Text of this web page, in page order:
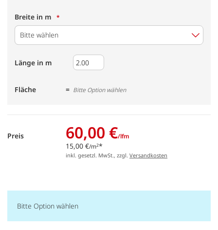
Breite in m
Bitte wählen
Länge in m
Fläche Bitte Option wählen
Preis
15,00 €/m2*
60,00 €/lfm
inkl. gesetzl. MwSt., zzgl. Versandkosten
Bitte Option wählen